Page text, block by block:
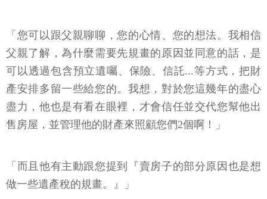
「您可以跟父親聊聊，您的心情、您的想法。我相信
父親了解，為什麼需要先規畫的原因並同意的話，是
可以透過包含預立遺囑、保險、信託...等方式，把財
產安排多留一些給您的。我想，對於您這幾年的盡心
盡力，他也是有看在眼裡，才會信任並交代您幫他出
售房屋，並管理他的財產來照顧您們2個啊！」
「而且他有主動跟您提到『賣房子的部分原因也是想
做一些遺產稅的規畫。』」